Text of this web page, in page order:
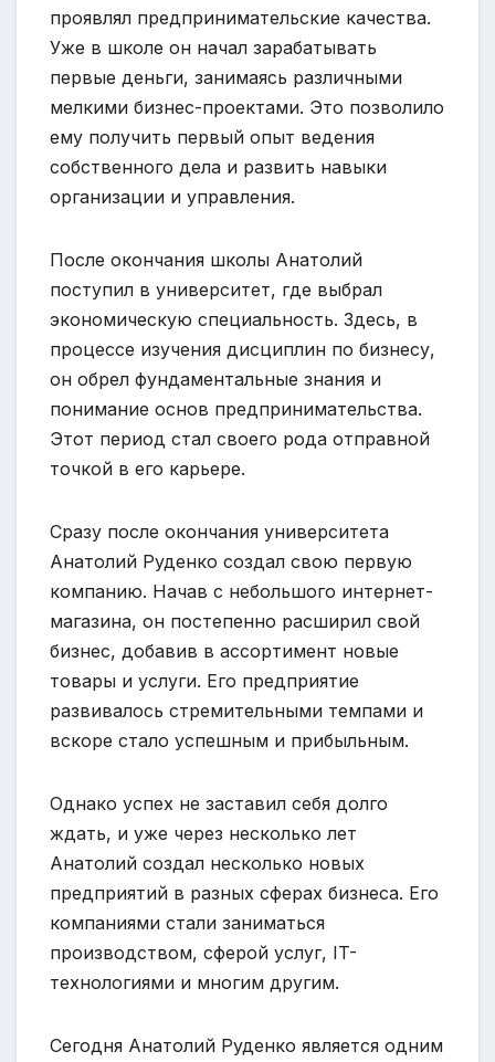
проявлял предпринимательские качества.
Уже в школе он начал зарабатывать
первые деньги, занимаясь различными
мелкими бизнес-проектами. Это позволило
ему получить первый опыт ведения
собственного дела и развить навыки
организации и управления.
После окончания школы Анатолий
поступил в университет, где выбрал
экономическую специальность. Здесь, в
процессе изучения дисциплин по бизнесу,
он обрел фундаментальные знания и
понимание основ предпринимательства.
Этот период стал своего рода отправной
точкой в его карьере.
Сразу после окончания университета
Анатолий Руденко создал свою первую
компанию. Начав с небольшого интернет-
магазина, он постепенно расширил свой
бизнес, добавив в ассортимент новые
товары и услуги. Его предприятие
развивалось стремительными темпами и
вскоре стало успешным и прибыльным.
Однако успех не заставил себя долго
ждать, и уже через несколько лет
Анатолий создал несколько новых
предприятий в разных сферах бизнеса. Его
компаниями стали заниматься
производством, сферой услуг, IT-
технологиями и многим другим.
Сегодня Анатолий Руденко является одним